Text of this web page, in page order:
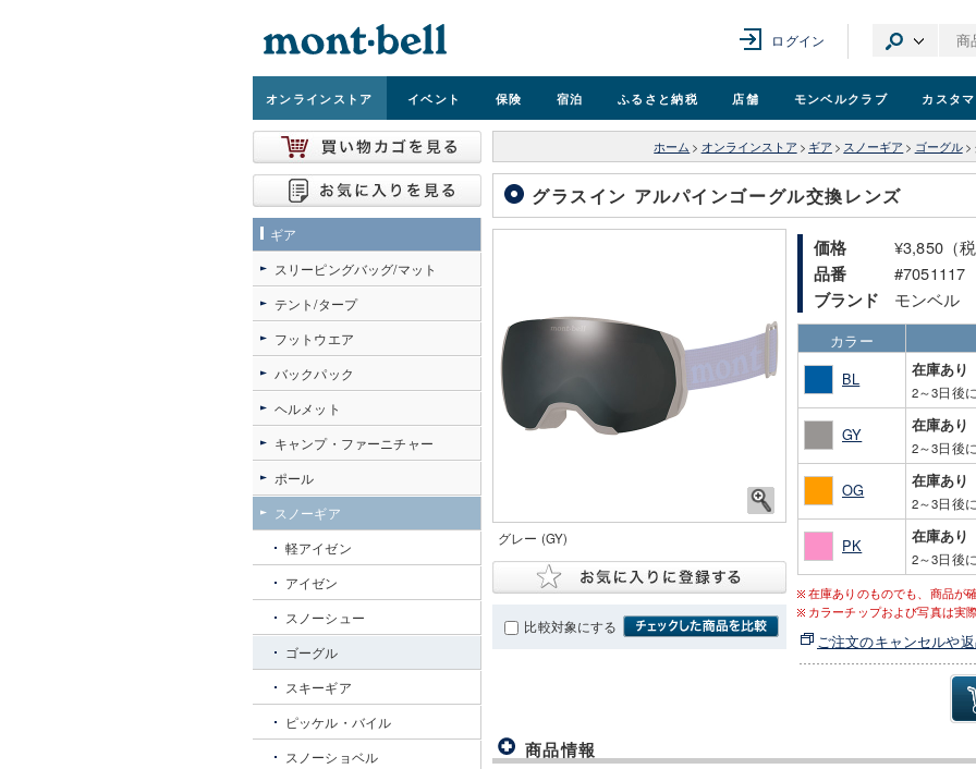
ログイン
オンラインストア イベント 保険 宿泊 ふるさと納税 店舗 モンベルクラブ カスタ
ホーム > オンラインストア > ギア > スノーギア > ゴーグル >
グラスイン アルパインゴーグル交換レンズ
グレー (GY)
比較対象にする
価格 ¥3,850（
品番 #7051117
ブランド モンベル
カラー
BL
在庫あり
2～3日後
GY 在庫あり
2～3日後
OG 在庫あり
2～3日後
PK 在庫あり
2～3日後
在庫ありのものでも、商品が
カラーチップおよび写真は実
ご注文のキャンセルや
商品情報
ギア
スリーピングバッグ/マット
テント/タープ
フットウエア
バックパック
ヘルメット
キャンプ・ファーニチャー
ポール
スノーギア
軽アイゼン
アイゼン
スノーシュー
ゴーグル
スキーギア
ピッケル・バイル
スノーショベル